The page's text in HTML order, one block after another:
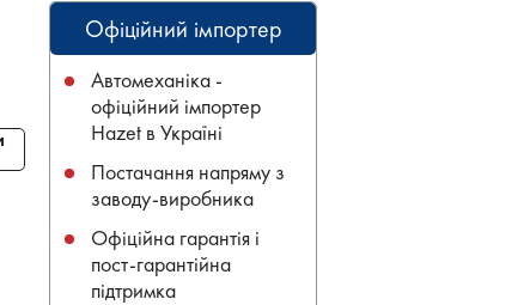
Офіційний імпортер
Автомеханіка -
офіційний імпортер
Hazet в Україні
Постачання напряму з
заводу-виробника
Офіційна гарантія і
пост-гарантійна
підтримка